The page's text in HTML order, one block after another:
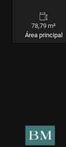
78,79 m²
Área principal